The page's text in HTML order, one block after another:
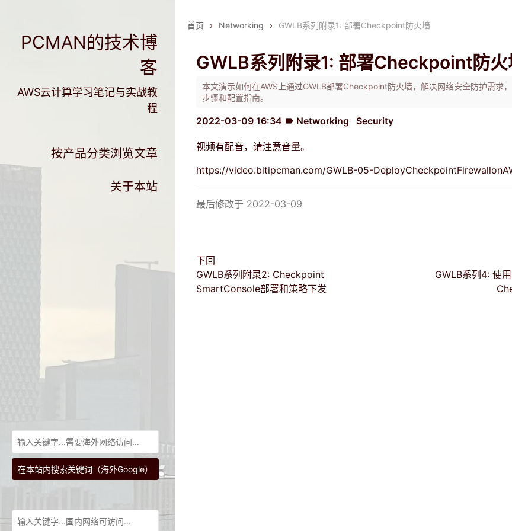
首页 › Networking › GWLB系列附录1: 部署Checkpoint防火墙
GWLB系列附录1: 部署Checkpoint防火
本文演示如何在AWS上通过GWLB部署Checkpoint防火墙，解决网络安全防护需求
步骤和配置指南。
2022-03-09 16:34 label Networking Security
视频有配音，请注意音量。
https://video.bitipcman.com/GWLB-05-
最后修改于 2022-03-09
下回
GWLB系列附录2: Checkpoint
SmartConsole部署和策略下发
GWLB系列4: 使
PCMAN的技术博
客
AWS云计算学习笔记与实战教
程
按产品分类浏览文章
关于本站
在本站内搜索关键词（海外Google）